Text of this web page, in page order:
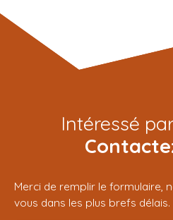
Intéressé
Merci de remplir le formulaire,
vous dans les plus brefs délais.